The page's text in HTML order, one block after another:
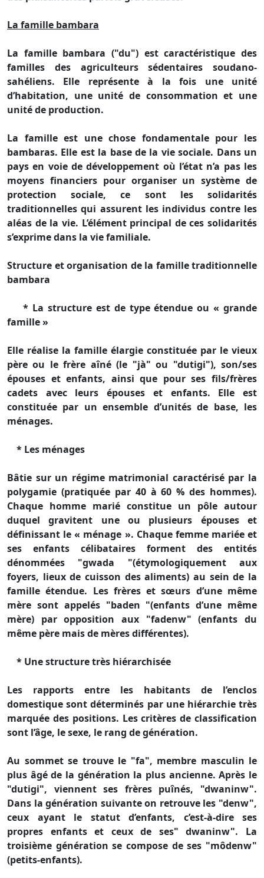
La famille bambara
La famille bambara ("du") est caractéristique des
familles des agriculteurs sédentaires soudano-
sahéliens. Elle représente à la fois une unité
d’habitation, une unité de consommation et une
unité de production.
La famille est une chose fondamentale pour les
bambaras. Elle est la base de la vie sociale. Dans un
pays en voie de développement où l’état n’a pas les
moyens financiers pour organiser un système de
protection sociale, ce sont les solidarités
traditionnelles qui assurent les individus contre les
aléas de la vie. L’élément principal de ces solidarités
s’exprime dans la vie familiale.
Structure et organisation de la famille traditionnelle
bambara
* La structure est de type étendue ou « grande
famille »
Elle réalise la famille élargie constituée par le vieux
père ou le frère aîné (le "jà" ou "dutigi"), son/ses
épouses et enfants, ainsi que pour ses fils/frères
cadets avec leurs épouses et enfants. Elle est
constituée par un ensemble d’unités de base, les
ménages.
* Les ménages
Bâtie sur un régime matrimonial caractérisé par la
polygamie (pratiquée par 40 à 60 % des hommes).
Chaque homme marié constitue un pôle autour
duquel gravitent une ou plusieurs épouses et
définissant le « ménage ». Chaque femme mariée et
ses enfants célibataires forment des entités
dénommées "gwada "(étymologiquement aux
foyers, lieux de cuisson des aliments) au sein de la
famille étendue. Les frères et sœurs d’une même
mère sont appelés "baden "(enfants d’une même
mère) par opposition aux "fadenw" (enfants du
même père mais de mères différentes).
* Une structure très hiérarchisée
Les rapports entre les habitants de l’enclos
domestique sont déterminés par une hiérarchie très
marquée des positions. Les critères de classification
sont l’âge, le sexe, le rang de génération.
Au sommet se trouve le "fa", membre masculin le
plus âgé de la génération la plus ancienne. Après le
"dutigi", viennent ses frères puînés, "dwaninw".
Dans la génération suivante on retrouve les "denw",
ceux ayant le statut d’enfants, c’est-à-dire ses
propres enfants et ceux de ses" dwaninw". La
troisième génération se compose de ses "môdenw"
(petits-enfants).